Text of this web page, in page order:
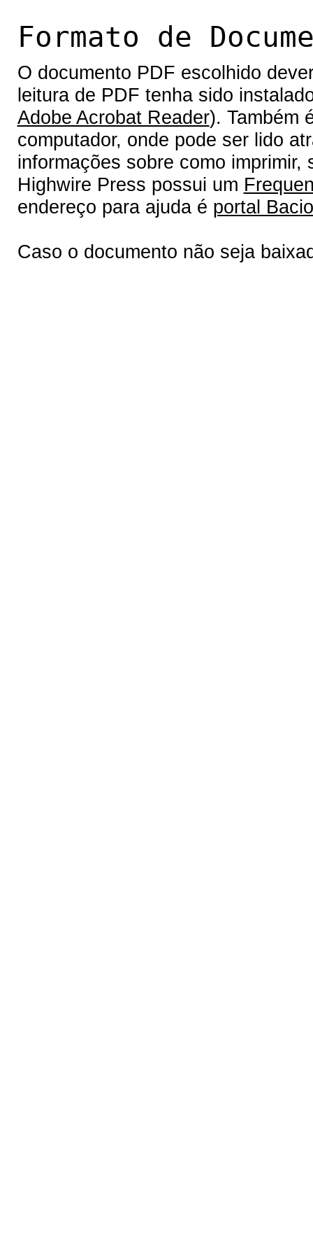
Formato de
O documento PDF escolhido
leitura de PDF tenha sido
Adobe Acrobat Reader). Também
computador, onde pode ser lido
informações sobre como
Highwire Press possui um
endereço para ajuda é portal
Caso o documento não seja